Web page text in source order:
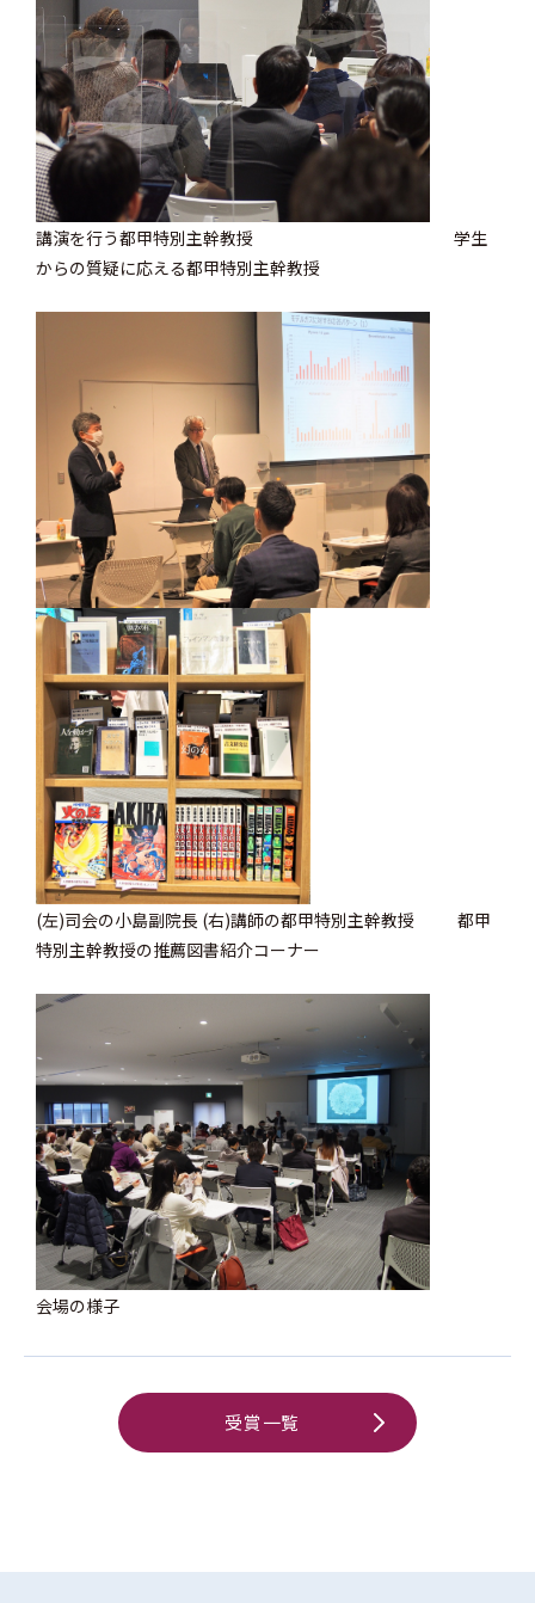
講演を行う都甲特別主幹教授
学生
からの質疑に応える都甲特別主幹教授
(左)司会の小島副院長 (右)講師の都甲特別主幹教授
都甲
特別主幹教授の推薦図書紹介コーナー
会場の様子
受賞一覧